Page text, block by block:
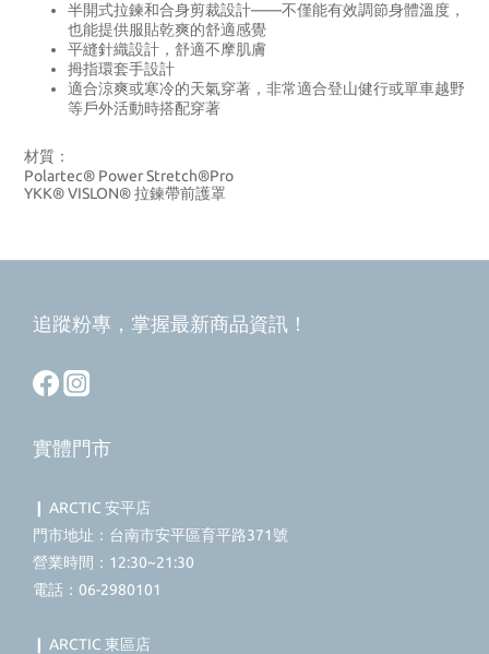
半開式拉鍊和合身剪裁設計——不僅能有效調節身體溫度，
也能提供服貼乾爽的舒適感覺
平縫針織設計，舒適不摩肌膚
拇指環套手設計
適合涼爽或寒冷的天氣穿著，非常適合登山健行或單車越野
等戶外活動時搭配穿著
材質：
Polartec® Power Stretch®Pro
YKK® VISLON®拉鍊帶前護罩
追蹤粉專，掌握最新商品資訊！
實體門市
❙ ARCTIC 安平店
門市地址：台南市安平區育平路371號
營業時間：12:30~21:30
電話：06-2980101
❙ ARCTIC 東區店